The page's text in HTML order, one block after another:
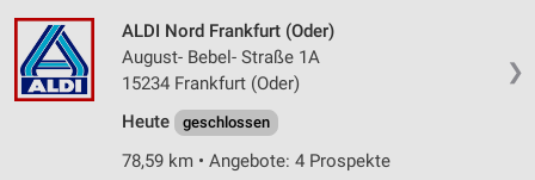
❯
ALDI Nord Frankfurt (Oder)
August- Bebel- Straße 1A
15234 Frankfurt (Oder)
Heute
geschlossen
78,59 km • Angebote: 4 Prospekte